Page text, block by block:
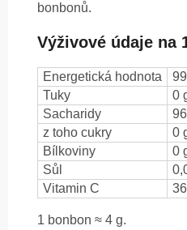
bonbonů.
Výživové údaje na
Energetická hodnota
Tuky
0
Sacharidy
z toho cukry
0
Bílkoviny
0
Sůl
Vitamin C
1 bonbon ≈ 4 g.